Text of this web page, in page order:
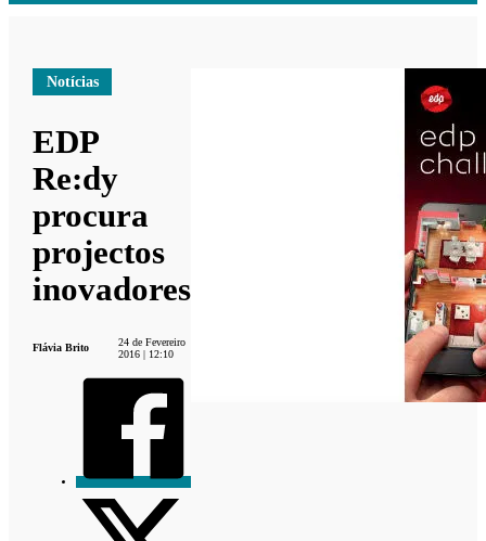
Notícias
EDP
Re:dy
procura
projectos
inovadores
Flávia Brito
24 de Fevereiro
2016 | 12:10